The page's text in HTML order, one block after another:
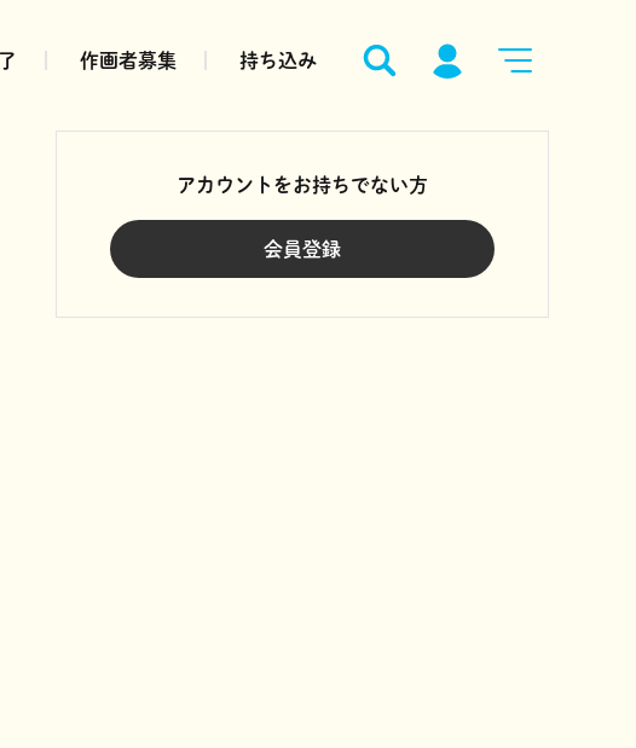
作画者募集 持ち込み
アカウントをお持ちでない方
会員登録